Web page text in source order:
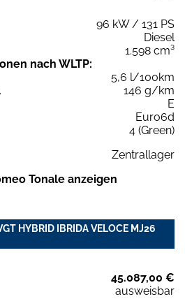
96 kW / 131 PS
Diesel
1.598 cm³
nach WLTP:
5,6 l/100km
146 g/km
E
Euro6d
4 (Green)
Zentrallager
Tonale anzeigen
HYBRID IBRIDA VELOCE MJ26
45.087,00 €
ausweisbar